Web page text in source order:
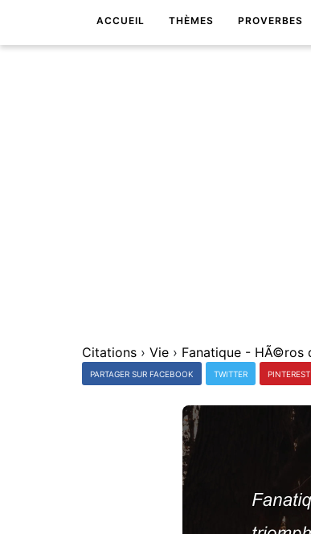
ACCUEIL THÈMES PROVERBES
Citations › Vie ›
PARTAGER SUR FACEBOOK TWITTER PINTEREST